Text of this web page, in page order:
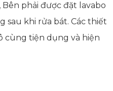
phải được đặt lavabo
sau khi rửa bát. Các thiết
cùng tiện dụng và hiện